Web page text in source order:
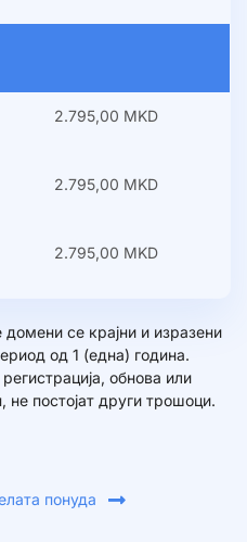
2.795,00 MKD
2.795,00 MKD
2.795,00 MKD
се крајни и изразени
од 1 (една) година.
обнова или
постојат други трошоци.
понуда